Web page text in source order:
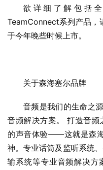
欲详细了解包括
TeamConnect系列产品，
于今年晚些时候上市。
关于森海塞尔品牌
音频是我们的生命之
音频解决方案。 打造音
的声音体验——这就是森
神。专业话筒及监听系统
输系统等专业音频解决